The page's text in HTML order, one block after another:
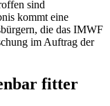
sind
kommt eine
die das IMWF
im Auftrag der
fitter